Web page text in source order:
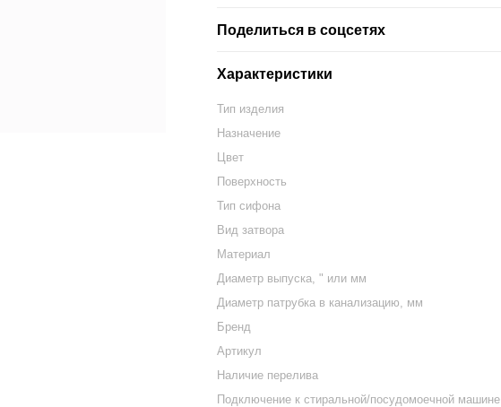
Поделиться в соцсетях
Характеристики
Тип изделия
Назначение
Цвет
Поверхность
Тип сифона
Вид затвора
Материал
Диаметр выпуска, " или мм
Диаметр патрубка в канализацию, мм
Бренд
Артикул
Наличие перелива
Подключение к стиральной/посудомоечной машине